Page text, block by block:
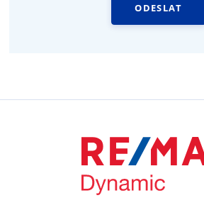
ODESLAT